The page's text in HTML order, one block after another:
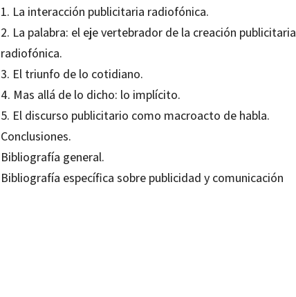
1. La interacción publicitaria radiofónica.
2. La palabra: el eje vertebrador de la creación publicitaria
radiofónica.
3. El triunfo de lo cotidiano.
4. Mas allá de lo dicho: lo implícito.
5. El discurso publicitario como macroacto de habla.
Conclusiones.
Bibliografía general.
Bibliografía específica sobre publicidad y comunicación